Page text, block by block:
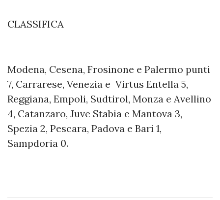
CLASSIFICA
Modena, Cesena, Frosinone e Palermo punti
7, Carrarese, Venezia e Virtus Entella 5,
Reggiana, Empoli, Sudtirol, Monza e Avellino
4, Catanzaro, Juve Stabia e Mantova 3,
Spezia 2, Pescara, Padova e Bari 1,
Sampdoria 0.